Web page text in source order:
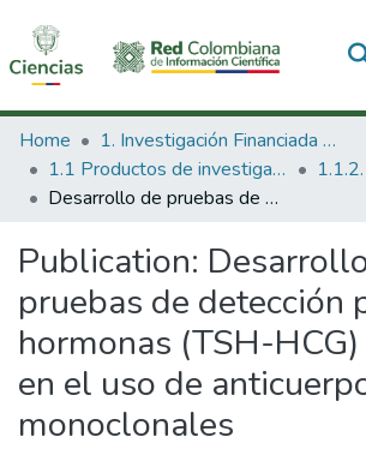
Communities & Collections
All of DSpace
Home
1. Investigación Financiada con Recursos Públicos
1.1 Productos de investigación
Desarrollo de pruebas de detección para hormonas (TSH-HCG) basadas en el uso de anticuerpos monoclonales
Publication:
pruebas de detección
hormonas (TSH-
en el uso de
monoclonales